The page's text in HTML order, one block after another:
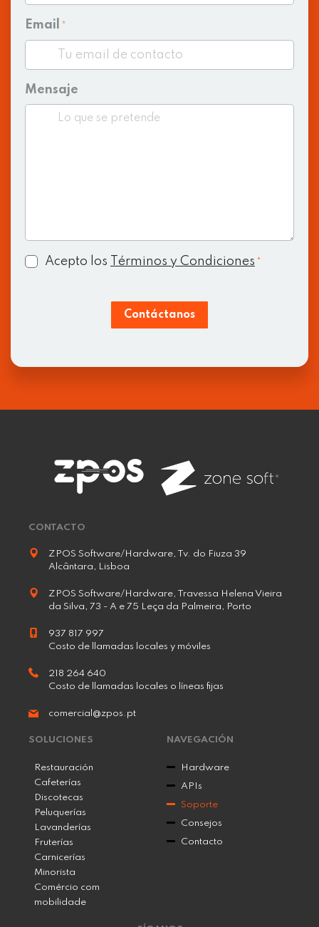
Email *
Mensaje
Consent*
Acepto los Términos y Condiciones *
Contáctanos
CONTACTO
ZPOS Software/Hardware, Tv. do Fiuza 39
Alcântara, Lisboa
ZPOS Software/Hardware, Travessa Helena Vieira
da Silva, 73 - A e 75 Leça da Palmeira, Porto
937 817 997
Costo de llamadas locales y móviles
218 264 640
Costo de llamadas locales o líneas fijas
comercial@zpos.pt
SOLUCIONES
Restauración
Cafeterías
Discotecas
Peluquerías
Lavanderías
Fruterías
Carnicerías
Minorista
Comércio com
mobilidade
NAVEGACIÓN
Hardware
APIs
Soporte
Consejos
Contacto